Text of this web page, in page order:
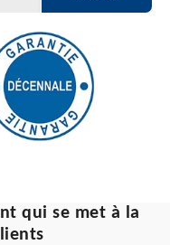
qui se met à la